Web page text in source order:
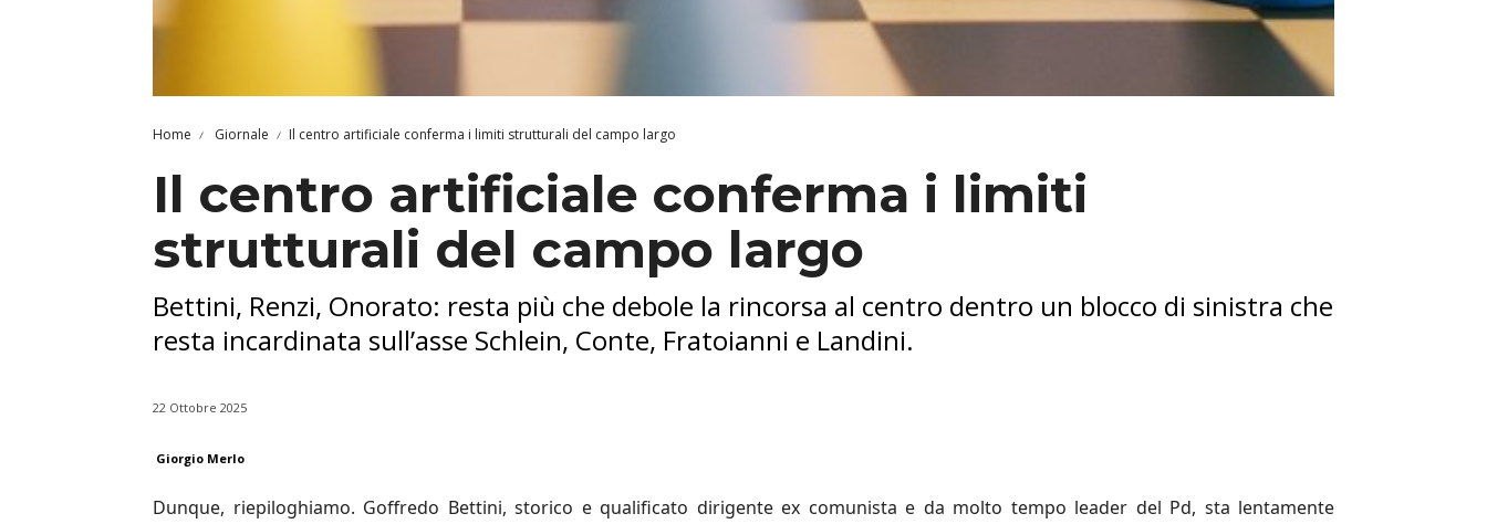
Home Giornale Il centro artificiale conferma i limiti strutturali del campo largo
Il centro artificiale conferma i limiti
strutturali del campo largo
Bettini, Renzi, Onorato: resta più che debole la rincorsa al centro dentro un blocco di sinistra che
resta incardinata sull’asse Schlein, Conte, Fratoianni e Landini.
22 Ottobre 2025
Giorgio Merlo
Dunque, riepiloghiamo. Goﬀredo Bettini, storico e qualificato dirigente ex comunista e da molto tempo leader del Pd, sta lentamente